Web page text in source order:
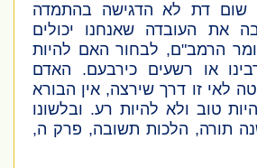
דת לא הדגישה בהתמדה
את העובדה שאנחנו יכולים
הרמב"ם, לבחור האם להיות
או רשעים כירבעם. האדם
לאי זו דרך שירצה, אין הבורא
טוב ולא להיות רע. ובלשונו
תורה, הלכות תשובה, פרק ה,